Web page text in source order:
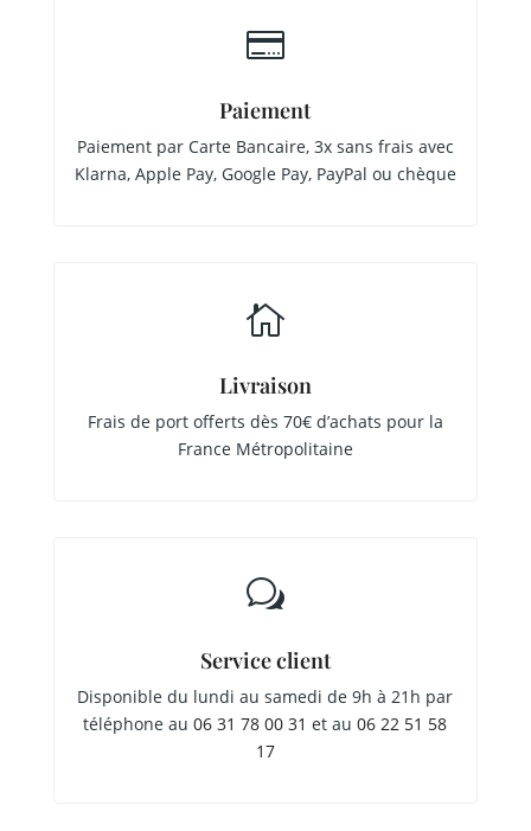

Paiement
Paiement par Carte Bancaire, 3x sans frais avec
Klarna, Apple Pay, Google Pay, PayPal ou chèque

Livraison
Frais de port offerts dès 70€ d’achats pour la
France Métropolitaine
w
Service client
Disponible du lundi au samedi de 9h à 21h par
téléphone au06 31 78 00 31 et au06 22 51 58
17